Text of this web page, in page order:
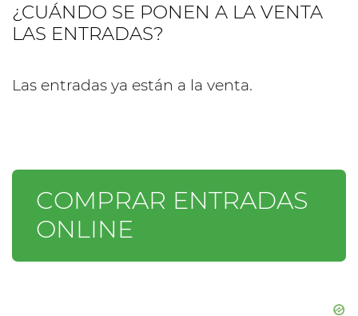
¿CUÁNDO SE PONEN A LA VENTA
LAS ENTRADAS?
Las entradas ya están a la venta.
COMPRAR ENTRADAS
ONLINE